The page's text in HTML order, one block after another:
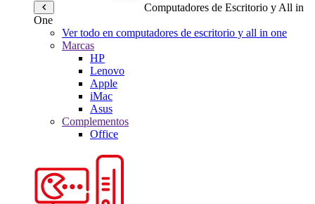
Computadores de Escritorio y All in
One
Ver todo en computadores de escritorio y all in one
Marcas
HP
Lenovo
Apple
iMac
Asus
Complementos
Office